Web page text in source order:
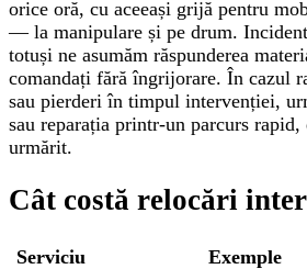
orice oră, cu aceeași grijă pentru
— la manipulare și pe drum.
totuși ne asumăm răspunderea
comandați fără îngrijorare. În cazul
sau pierderi în timpul intervenției,
sau reparația printr-un parcurs
urmărit.
Cât costă relocări
Serviciu Exemple